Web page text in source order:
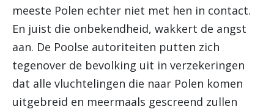
meeste Polen echter niet met hen in contact.
En juist die onbekendheid, wakkert de angst
aan. De Poolse autoriteiten putten zich
tegenover de bevolking uit in verzekeringen
dat alle vluchtelingen die naar Polen komen
uitgebreid en meermaals gescreend zullen